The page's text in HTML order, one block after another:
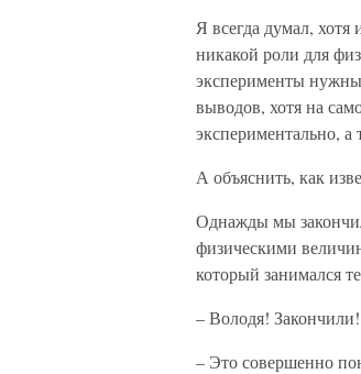
Я всегда думал, хотя
никакой роли для
эксперименты нужны
выводов, хотя на
экспериментально, а
А объяснить, как
Однажды мы
физическими
который занимался
– Володя! Закончили!
– Это совершенно